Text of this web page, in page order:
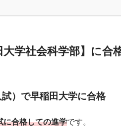
学社会科学部】に合
）で早稲田大学に合格
に合格しての進学です。